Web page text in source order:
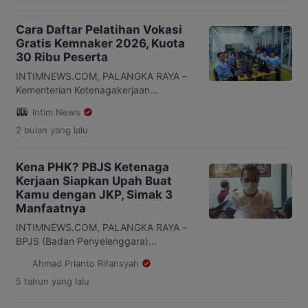
Cara Daftar Pelatihan Vokasi
Gratis Kemnaker 2026, Kuota
30 Ribu Peserta
INTIMNEWS.COM, PALANGKA RAYA –
Kementerian Ketenagakerjaan
yang ingin mengikuti Pelatihan Vokasi
Nasional 2026 Batch 2 untuk segera
jadwal yang telah ditetapkan.
Pendaftaran dilakukan secara daring
dengan alur yang telah
disederhanakan, mulai dari pembuatan
akun hingga proses seleksi, agar lebih
mudah diakses oleh seluruh […]
Intim News
2 bulan yang lalu
Kena PHK? PBJS Ketenaga
Kerjaan Siapkan Upah Buat
Kamu dengan JKP, Simak 3
Manfaatnya
INTIMNEWS.COM, PALANGKA RAYA –
BPJS (Badan Penyelenggara)
dibentuk oleh pemerintah guna
memberikan perlindungan sosial
Ahmad Prianto Rifansyah
5 tahun yang lalu